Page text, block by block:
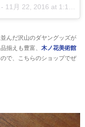
- 11月 22, 2016 at 1:19午前 PST
んだ沢山のダヤングッズが
揃えも豊富、 木ノ花美術館
で、こちらのショップでぜ